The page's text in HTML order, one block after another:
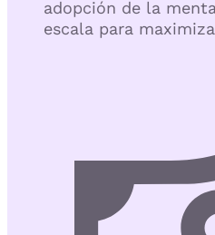
adopción de la
escala para